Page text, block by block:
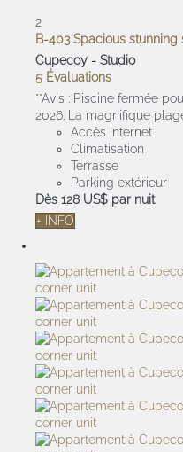
2
B-403 Spacious
Cupecoy - Studio
5 Évaluations
**Avis : Piscine fermée
2026. La magnifique
Accès Internet
Climatisation
Terrasse
Parking extérieur
Dès 128 US$ par nuit
+ INFO